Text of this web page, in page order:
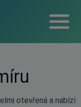
otevřená a nabízí